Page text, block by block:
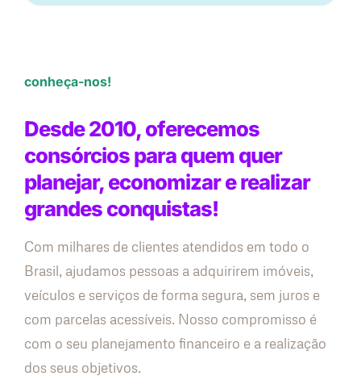
conheça-nos!
Desde 2010, oferecemos
consórcios para quem quer
planejar, economizar e realizar
grandes conquistas!
Com milhares de clientes atendidos em todo o
Brasil, ajudamos pessoas a adquirirem imóveis,
veículos e serviços de forma segura, sem juros e
com parcelas acessíveis. Nosso compromisso é
com o seu planejamento financeiro e a realização
dos seus objetivos.